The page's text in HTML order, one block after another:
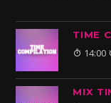
TIME
14:00
MIX